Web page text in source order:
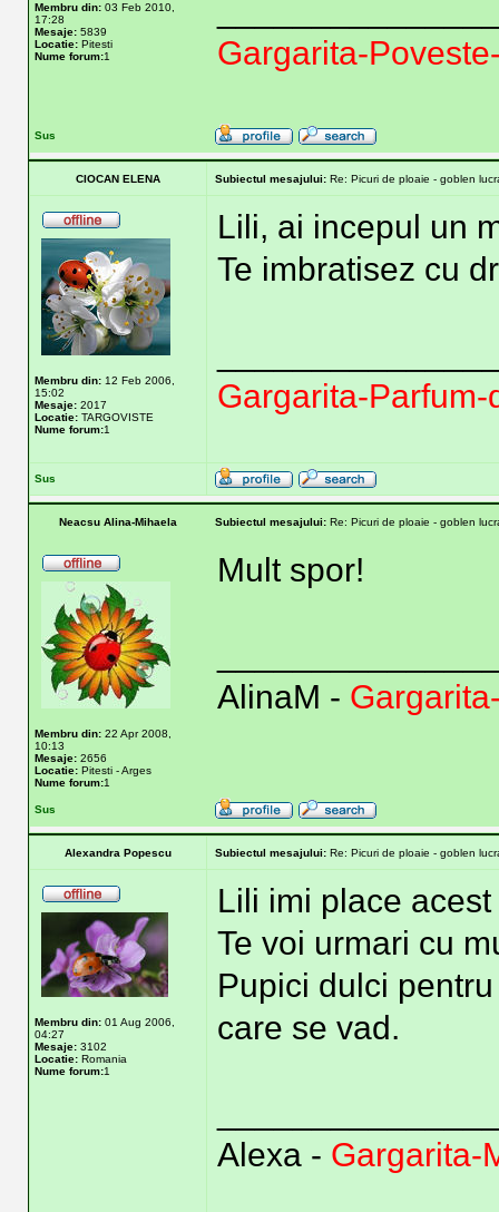
Membru din: 03 Feb 2010,
17:28
Mesaje: 5839
Locatie: Pitesti
Nume forum:1
Gargarita-
Sus
CIOCAN ELENA Subiectul mesajului: Re: Picuri de ploaie - goblen
Membru din: 12 Feb 2006,
15:02
Mesaje: 2017
Locatie: TARGOVISTE
Nume forum:1
Lili, ai incepul un
Te imbratisez cu
Gargarita-
Sus
Neacsu Alina-Mihaela Subiectul mesajului: Re: Picuri de ploaie - goblen
Membru din: 22 Apr 2008,
10:13
Mesaje: 2656
Locatie: Pitesti - Arges
Nume forum:1
Mult spor!
AlinaM -
Sus
Alexandra Popescu Subiectul mesajului: Re: Picuri de ploaie - goblen
Membru din: 01 Aug 2006,
04:27
Mesaje: 3102
Locatie: Romania
Nume forum:1
Lili imi place
Te voi urmari cu
Pupici dulci
care se vad.
Alexa - Gargarita-